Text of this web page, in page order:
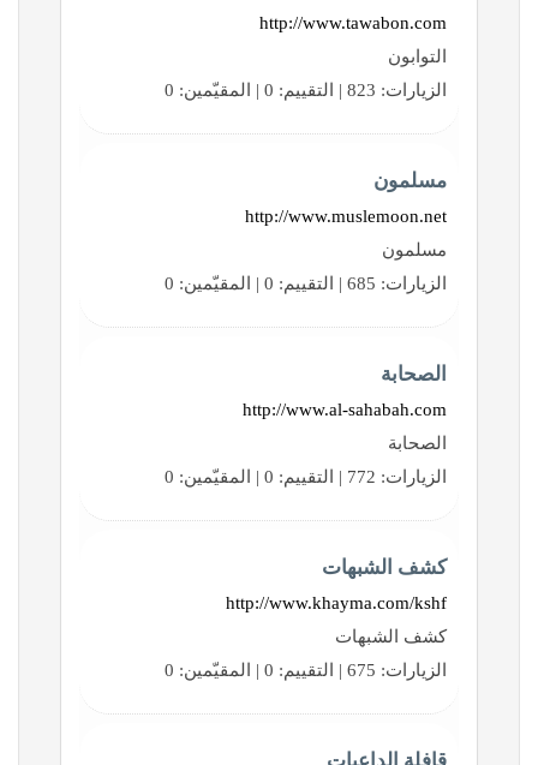
http://www.tawabon.com
التوابون
الزيارات: 823 | التقييم: 0 | المقيّمين: 0
مسلمون
http://www.muslemoon.net
مسلمون
الزيارات: 685 | التقييم: 0 | المقيّمين: 0
الصحابة
http://www.al-sahabah.com
الصحابة
الزيارات: 772 | التقييم: 0 | المقيّمين: 0
كشف الشبهات
http://www.khayma.com/kshf
كشف الشبهات
الزيارات: 675 | التقييم: 0 | المقيّمين: 0